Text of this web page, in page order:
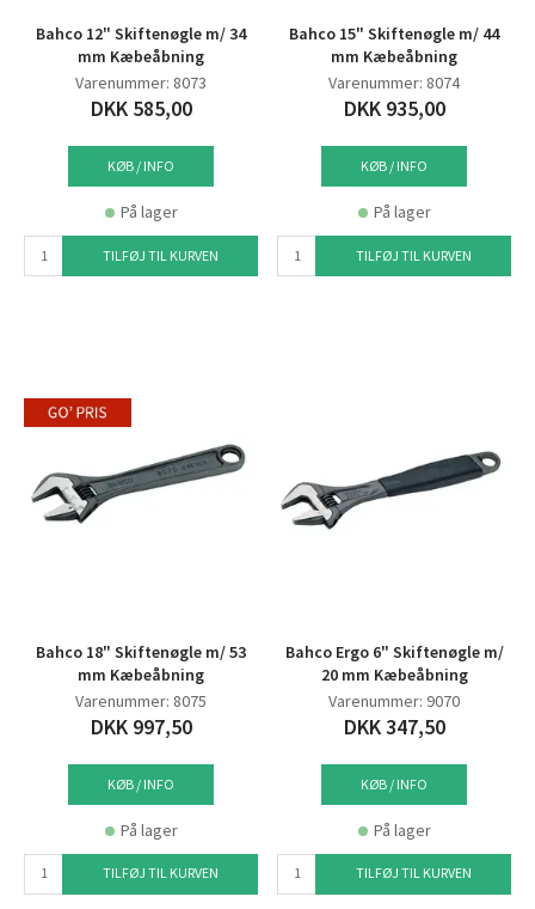
Bahco 12" Skiftenøgle m/ 34
mm Kæbeåbning
Varenummer: 8073
DKK 585,00
KØB / INFO
På lager
TILFØJ TIL KURVEN
Bahco 15" Skiftenøgle m/ 44
mm Kæbeåbning
Varenummer: 8074
DKK 935,00
KØB / INFO
På lager
TILFØJ TIL KURVEN
Bahco 18" Skiftenøgle m/ 53
mm Kæbeåbning
Varenummer: 8075
DKK 997,50
KØB / INFO
På lager
TILFØJ TIL KURVEN
Bahco Ergo 6" Skiftenøgle m/
20 mm Kæbeåbning
Varenummer: 9070
DKK 347,50
KØB / INFO
På lager
TILFØJ TIL KURVEN